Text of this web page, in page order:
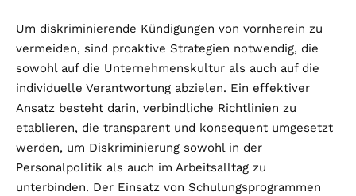
Um diskriminierende Kündigungen von vornherein zu
vermeiden, sind proaktive Strategien notwendig, die
sowohl auf die Unternehmenskultur als auch auf die
individuelle Verantwortung abzielen. Ein effektiver
Ansatz besteht darin, verbindliche Richtlinien zu
etablieren, die transparent und konsequent umgesetzt
werden, um Diskriminierung sowohl in der
Personalpolitik als auch im Arbeitsalltag zu
unterbinden. Der Einsatz von Schulungsprogrammen